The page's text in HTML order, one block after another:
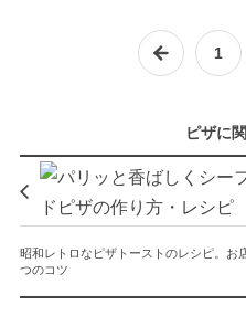
1
ピザに
昭和レトロなピザトーストのレシピ。お
つのコツ